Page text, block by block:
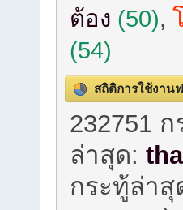
ต้อง (50),
(54)
สถิติการใช้งาน
232751
ล่าสุด:
กระทู้ล่าสุ